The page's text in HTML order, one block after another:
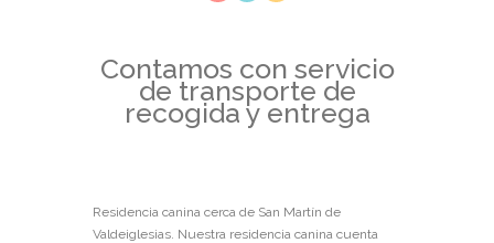
Contamos con servicio
de transporte de
recogida y entrega
Residencia canina cerca de San Martín de
Valdeiglesias. Nuestra residencia canina cuenta